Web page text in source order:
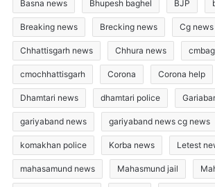
Basna news Bhupesh baghel BJP
Breaking news Brecking news Cg news
Chhattisgarh news Chhura news
cmochhattisgarh Corona Corona help
Dhamtari news dhamtari police
gariyaband news gariyaband news cg news
komakhan police Korba news Letest
mahasamund news Mahasmund jail